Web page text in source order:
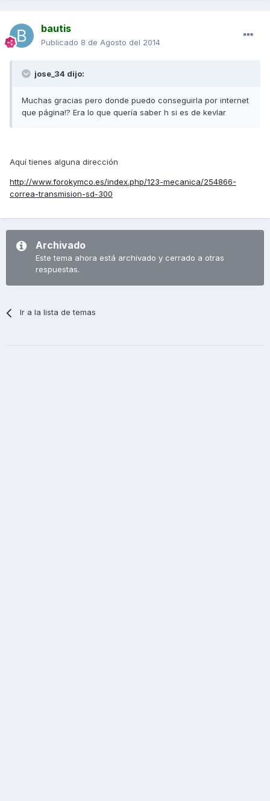
bautis
Publicado 8 de Agosto del 2014
jose_34 dijo:
Muchas gracias pero donde puedo conseguirla por internet
que página!? Era lo que quería saber h si es de kevlar
Aquí tienes alguna dirección
http://www.forokymco.es/index.php/123-mecanica/254866-
correa-transmision-sd-300
Archivado
Este tema ahora está archivado y cerrado a otras
respuestas.
Ir a la lista de temas